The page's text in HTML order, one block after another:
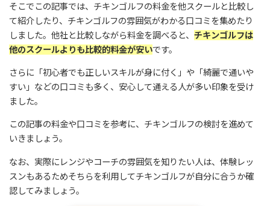
そこでこの記事では、チキンゴルフの料金を他スクールと比較し
て紹介したり、チキンゴルフの雰囲気がわかる口コミを集めたり
しました。 他社と比較しながら料金を調べると、 チキンゴルフは
他のスクールよりも比較的料金が安いです。
さらに「初心者でも正しいスキルが身に付く」や「綺麗で通いや
すい」などの口コミも多く、安心して通える人が多い印象を受け
ました。
この記事の料金や口コミを参考に、チキンゴルフの検討を進めて
いきましょう。
なお、実際にレンジやコーチの雰囲気を知りたい人は、体験レッ
スンもあるためそちらを利用してチキンゴルフが自分に合うか確
認してみましょう。